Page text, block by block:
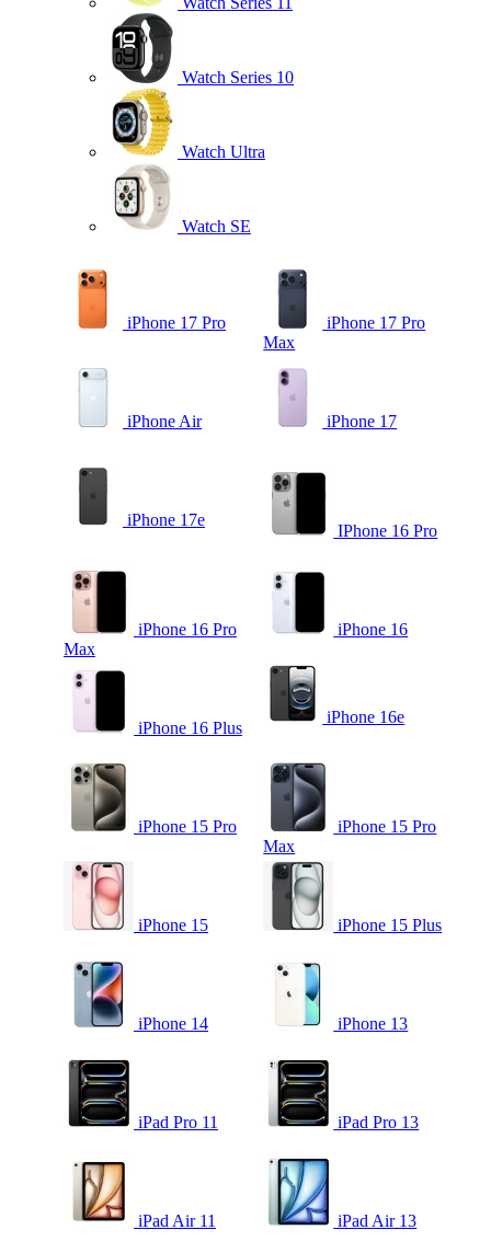
Watch Series 10
Watch Ultra
Watch SE
iPhone 17 Pro
iPhone 17 Pro
Max
iPhone Air iPhone 17
iPhone 17e
IPhone 16 Pro
iPhone 16 Pro
Max
iPhone 16
iPhone 16 Plus
iPhone 16e
iPhone 15 Pro
iPhone 15 Pro
Max
iPhone 15 iPhone 15 Plus
iPhone 14 iPhone 13
iPad Pro 11 iPad Pro 13
iPad Air 11 iPad Air 13